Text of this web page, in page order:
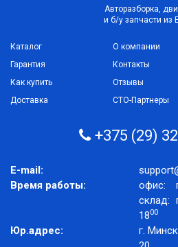
Авторазборка,
и б/у запчасти из
Каталог
Гарантия
Как купить
Доставка
О компании
Контакты
Отзывы
СТО-Партнеры
+375 (29)
E-mail:
Время работы:
офис:
склад:
1800
Юр.адрес:
г.